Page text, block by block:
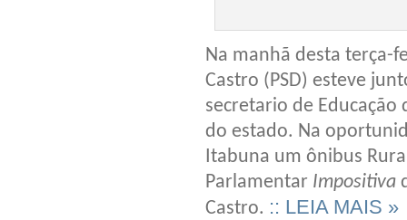
Na manhã desta terça-
Castro (PSD) esteve
secretario de Educação
do estado. Na
Itabuna um ônibus
Parlamentar Impositiva
Castro. :: LEIA MAIS »